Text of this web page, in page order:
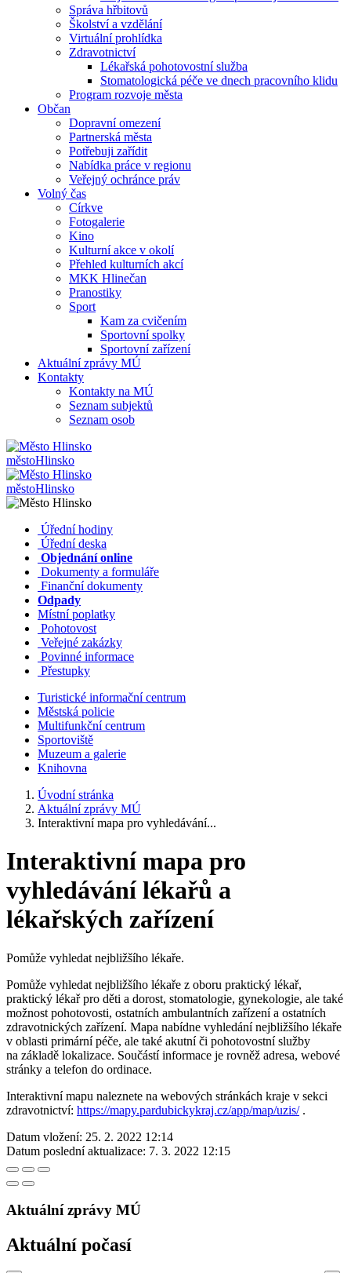
Správa hřbitovů
Školství a vzdělání
Virtuální prohlídka
Zdravotnictví
Lékařská pohotovostní služba
Stomatologická péče ve dnech pracovního klidu
Program rozvoje města
Občan
Dopravní omezení
Partnerská města
Potřebuji zařídit
Nabídka práce v regionu
Veřejný ochránce práv
Volný čas
Církve
Fotogalerie
Kino
Kulturní akce v okolí
Přehled kulturních akcí
MKK Hlinečan
Pranostiky
Sport
Kam za cvičením
Sportovní spolky
Sportovní zařízení
Aktuální zprávy MÚ
Kontakty
Kontakty na MÚ
Seznam subjektů
Seznam osob
městoHlinsko
městoHlinsko
Úřední hodiny
Úřední deska
Objednání online
Dokumenty a formuláře
Finanční dokumenty
Odpady
Místní poplatky
Pohotovost
Veřejné zakázky
Povinné informace
Přestupky
Turistické informační centrum
Městská policie
Multifunkční centrum
Sportoviště
Muzeum a galerie
Knihovna
Úvodní stránka
Aktuální zprávy MÚ
Interaktivní mapa pro vyhledávání...
Interaktivní mapa pro
vyhledávání lékařů a
lékařských zařízení
Pomůže vyhledat nejbližšího lékaře.
Pomůže vyhledat nejbližšího lékaře z oboru praktický lékař,
praktický lékař pro děti a dorost, stomatologie, gynekologie, ale také
možnost pohotovosti, ostatních ambulantních zařízení a ostatních
zdravotnických zařízení. Mapa nabídne vyhledání nejbližšího lékaře
v oblasti primární péče, ale také akutní či pohotovostní služby
na základě lokalizace. Součástí informace je rovněž adresa, webové
stránky a telefon do ordinace.
Interaktivní mapu naleznete na webových stránkách kraje v sekci
zdravotnictví: https://mapy.pardubickykraj.cz/app/map/uzis/.
Datum vložení: 25. 2. 2022 12:14
Datum poslední aktualizace: 7. 3. 2022 12:15
Aktuální zprávy MÚ
Aktuální počasí